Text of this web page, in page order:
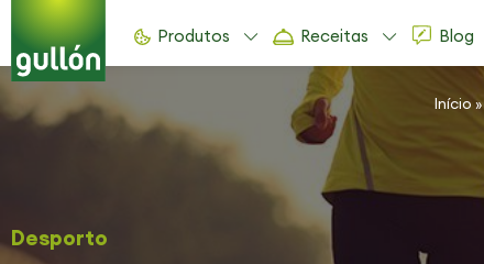
Produtos Receitas Blog
Início »
Desporto